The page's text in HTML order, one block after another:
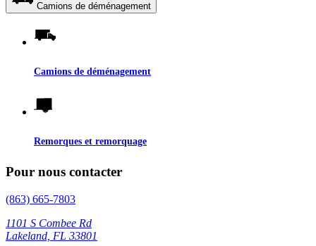
Camions de déménagement
Camions de déménagement
Remorques et remorquage
Pour nous contacter
(863) 665-7803
1101 S Combee Rd
Lakeland, FL 33801